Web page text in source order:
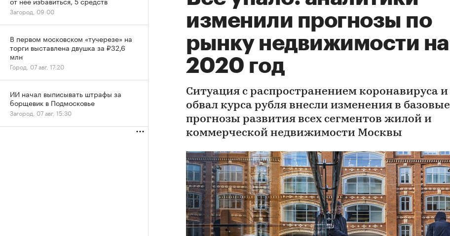
изменили прогнозы по
рынку недвижимости на
2020 год
Ситуация с распространением коронавируса и
обвал курса рубля внесли изменения в базовые
прогнозы развития всех сегментов жилой и
коммерческой недвижимости Москвы
Загород, 09:00
В первом московском «тучерезе» на
торги выставлена двушка за ₽32,6
млн
Город, 07 авг, 17:20
ИИ начал выписывать штрафы за
борщевик в Подмосковье
Загород, 07 авг, 15:30